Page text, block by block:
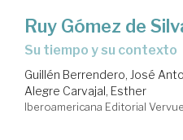
Ruy Gómez de
su tiempo y su contexto
Guillén Berrendero, José
Alegre Carvajal, Esther
Iberoamericana Editorial